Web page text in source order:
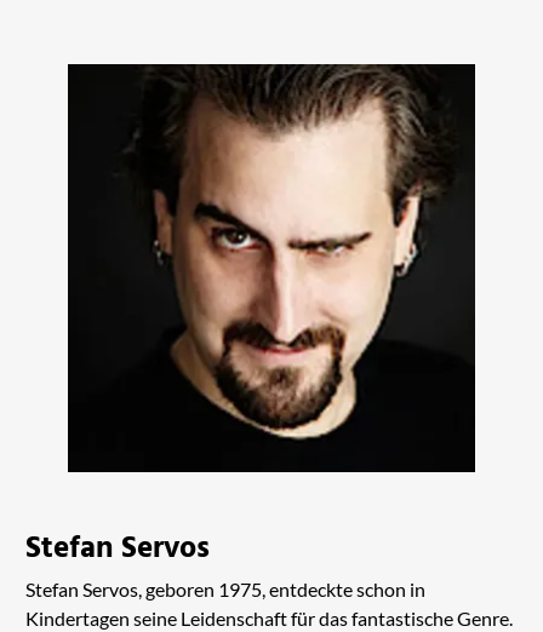
Stefan Servos
Stefan Servos, geboren 1975, entdeckte schon in
Kindertagen seine Leidenschaft für das fantastische Genre.